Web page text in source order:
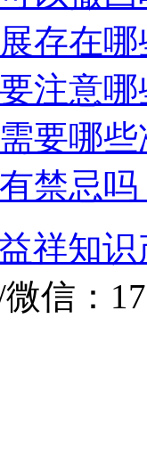
存在
注意
要哪
禁忌吗
祥知
信：